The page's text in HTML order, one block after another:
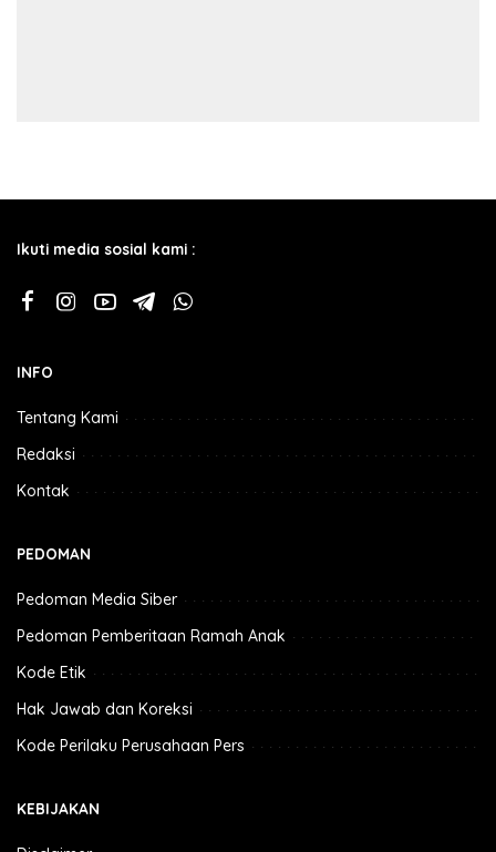
Ikuti media sosial kami :
INFO
Tentang Kami
Redaksi
Kontak
PEDOMAN
Pedoman Media Siber
Pedoman Pemberitaan Ramah Anak
Kode Etik
Hak Jawab dan Koreksi
Kode Perilaku Perusahaan Pers
KEBIJAKAN